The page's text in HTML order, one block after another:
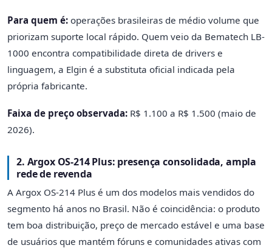
Para quem é: operações brasileiras de médio volume que
priorizam suporte local rápido. Quem veio da Bematech LB-
1000 encontra compatibilidade direta de drivers e
linguagem, a Elgin é a substituta oficial indicada pela
própria fabricante.
Faixa de preço observada: R$ 1.100 a R$ 1.500 (maio de
2026).
2. Argox OS-214 Plus: presença consolidada, ampla
rede de revenda
A Argox OS-214 Plus é um dos modelos mais vendidos do
segmento há anos no Brasil. Não é coincidência: o produto
tem boa distribuição, preço de mercado estável e uma base
de usuários que mantém fóruns e comunidades ativas com